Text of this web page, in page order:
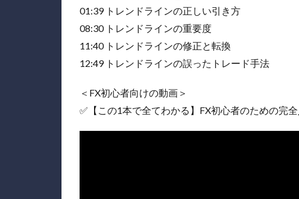
01:39 トレンドラインの正しい引き方
08:30 トレンドラインの重要度
11:40 トレンドラインの修正と転換
12:49 トレンドラインの誤ったトレード手法
＜FX初心者向けの動画＞
✅【この1本で全てわかる】FX初心者のための完